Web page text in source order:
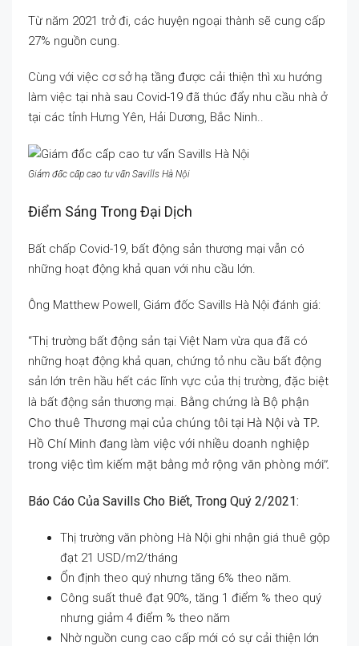
Từ năm 2021 trở đi, các huyện ngoại thành sẽ cung cấp
27% nguồn cung.
Cùng với việc cơ sở hạ tầng được cải thiện thì xu hướng
làm việc tại nhà sau Covid-19 đã thúc đẩy nhu cầu nhà ở
tại các tỉnh Hưng Yên, Hải Dương, Bắc Ninh..
Giám đốc cấp cao tư vấn Savills Hà Nội
Điểm Sáng Trong Đại Dịch
Bất chấp Covid-19, bất động sản thương mại vẫn có
những hoạt động khả quan với nhu cầu lớn.
Ông Matthew Powell, Giám đốc Savills Hà Nội đánh giá:
“Thị trường bất động sản tại Việt Nam vừa qua đã có
những hoạt động khả quan, chứng tỏ nhu cầu bất động
sản lớn trên hầu hết các lĩnh vực của thị trường, đặc biệt
là bất động sản thương mại. Bằng chứng là Bộ phận
Cho thuê Thương mại của chúng tôi tại Hà Nội và TP.
Hồ Chí Minh đang làm việc với nhiều doanh nghiệp
trong việc tìm kiếm mặt bằng mở rộng văn phòng mới”.
Báo Cáo Của Savills Cho Biết, Trong Quý 2/2021:
Thị trường văn phòng Hà Nội ghi nhận giá thuê gộp
đạt 21 USD/m2/tháng
Ổn định theo quý nhưng tăng 6% theo năm.
Công suất thuê đạt 90%, tăng 1 điểm % theo quý
nhưng giảm 4 điểm % theo năm
Nhờ nguồn cung cao cấp mới có sự cải thiện lớn